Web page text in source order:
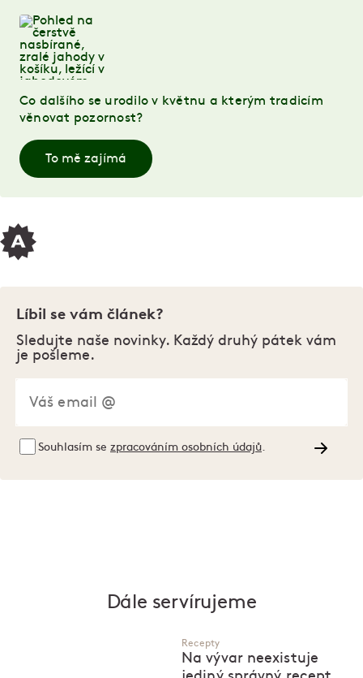
Co dalšího se urodilo v květnu a kterým tradicím
věnovat pozornost?
To mě zajímá
Líbil se vám článek?
Sledujte naše novinky. Každý druhý pátek vám
je pošleme.
Souhlasím se zpracováním osobních údajů
Dále servírujeme
Recepty
Na vývar neexistuje